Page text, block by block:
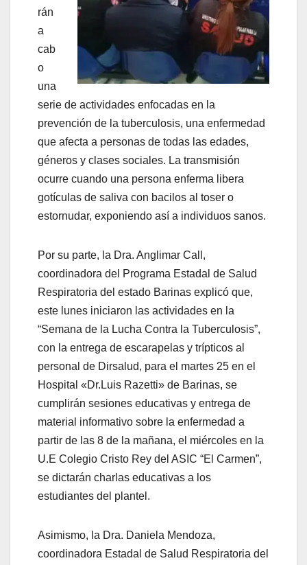
rán
a
cab
o
una
serie de actividades enfocadas en la
prevención de la tuberculosis, una enfermedad
que afecta a personas de todas las edades,
géneros y clases sociales. La transmisión
ocurre cuando una persona enferma libera
gotículas de saliva con bacilos al toser o
estornudar, exponiendo así a individuos sanos.
Por su parte, la Dra. Anglimar Call,
coordinadora del Programa Estadal de Salud
Respiratoria del estado Barinas explicó que,
este lunes iniciaron las actividades en la
“Semana de la Lucha Contra la Tuberculosis”,
con la entrega de escarapelas y trípticos al
personal de Dirsalud, para el martes 25 en el
Hospital «Dr.Luis Razetti» de Barinas, se
cumplirán sesiones educativas y entrega de
material informativo sobre la enfermedad a
partir de las 8 de la mañana, el miércoles en la
U.E Colegio Cristo Rey del ASIC “El Carmen”,
se dictarán charlas educativas a los
estudiantes del plantel.
Asimismo, la Dra. Daniela Mendoza,
coordinadora Estadal de Salud Respiratoria del